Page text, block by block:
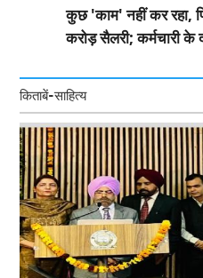
कुछ 'काम' नहीं कर रहा,
करोड़ सैलरी; कर्मचारी
किताबें-साहित्य